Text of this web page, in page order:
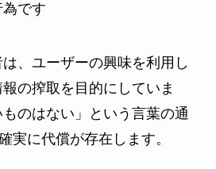
です
、ユーザーの興味を利用し
の搾取を目的にしていま
のはない」という言葉の通
実に代償が存在します。